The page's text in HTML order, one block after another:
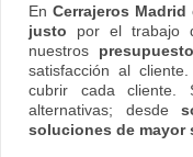
En Cerrajeros Madrid
justo por el trabajo
nuestros
satisfacción al
cubrir cada cliente.
alternativas; desde
soluciones de mayor